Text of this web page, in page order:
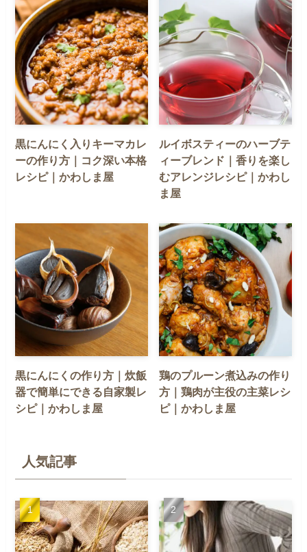
黒にんにく入りキーマカレ
ーの作り方｜コク深い本格
レシピ｜かわしま屋
ルイボスティーのハーブテ
ィーブレンド｜香りを楽し
むアレンジレシピ｜かわし
ま屋
黒にんにくの作り方｜炊飯
器で簡単にできる自家製レ
シピ｜かわしま屋
鶏のプルーン煮込みの作り
方｜鶏肉が主役の主菜レシ
ピ｜かわしま屋
人気記事